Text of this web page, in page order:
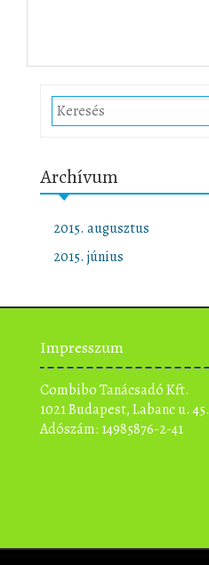
Archívum
2015. augusztus
2015. június
Impresszum
Combibo Tanácsadó Kft.
1021 Budapest, Labanc u. 45.
Adószám: 14985876-2-41